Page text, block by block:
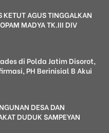
KETUT AGUS TINGGALKAN
MADYA TK.III DIV
di Polda Jatim Disorot,
PH Berinisial B Akui
DESA DAN
DUDUK SAMPEYAN